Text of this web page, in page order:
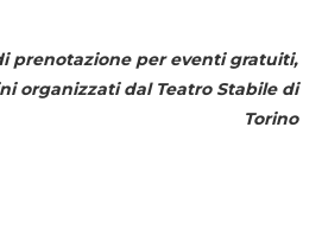
prenotazione per eventi gratuiti,
organizzati dal Teatro Stabile di
Torino